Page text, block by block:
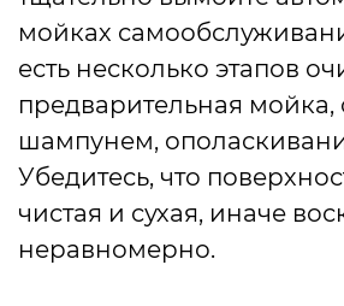
мойках
есть несколько этапов
предварительная мойка,
шампунем,
Убедитесь, что
чистая и сухая, иначе
неравномерно.